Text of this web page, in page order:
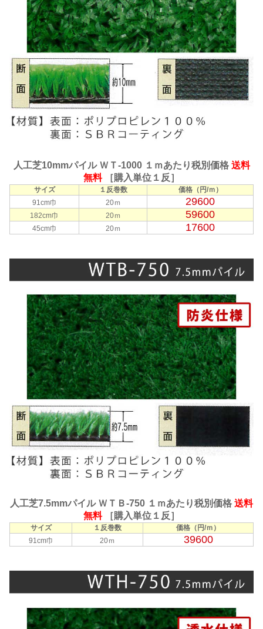
人工芝10mmパイル ＷＴ-1000 １ｍあたり税別価格 送料
無料［購入単位１反］
サイズ １反巻数
価格（円/ｍ）
91cm巾
20ｍ 29600
182cm巾 20ｍ 59600
45cm巾 20ｍ 17600
人工芝7.5mmパイル ＷＴＢ-750 １ｍあたり税別価格 送料
無料［購入単位１反］
サイズ １反巻数
価格（円/ｍ）
91cm巾
20ｍ 39600